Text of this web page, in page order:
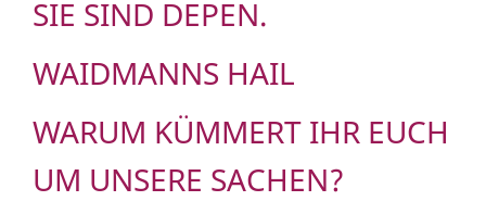
SIE SIND DEPEN.
WAIDMANNS HAIL
WARUM KÜMMERT IHR EUCH
UM UNSERE SACHEN?